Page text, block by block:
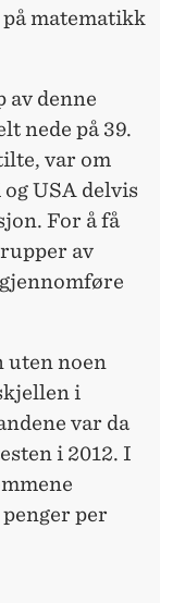
matematikk
av denne
nede på 39.
var om
USA delvis
For å få
av
uten noen
i
var da
i 2012. I
per